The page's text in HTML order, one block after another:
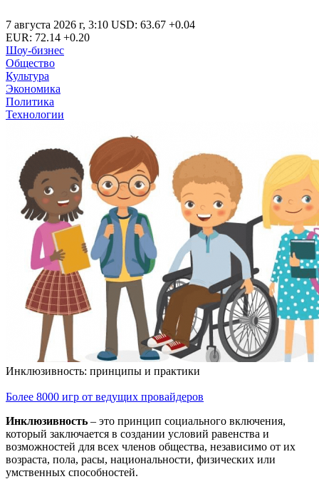
7 августа 2026 г, 3:10 USD: 63.67 +0.04
EUR: 72.14 +0.20
Шоу-бизнес
Общество
Культура
Экономика
Политика
Технологии
Инклюзивность: принципы и практики
Более 8000 игр от ведущих провайдеров
Инклюзивность – это принцип социального включения,
который заключается в создании условий равенства и
возможностей для всех членов общества, независимо от их
возраста, пола, расы, национальности, физических или
умственных способностей.